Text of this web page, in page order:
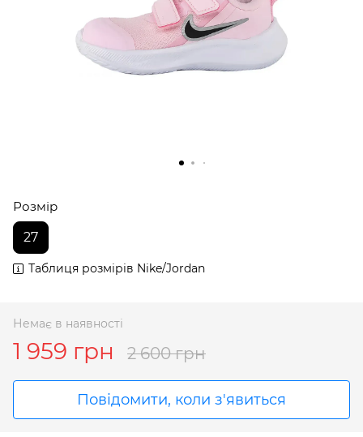
Розмір
27
Таблиця розмірів Nike/Jordan
Немає в наявності
1 959 грн 2 600 грн
Повідомити, коли з'явиться